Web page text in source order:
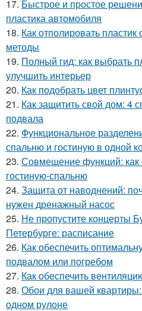
17. Быстрое и простое
пластика автомобиля
18. Как отполировать
методы
19. Полный гид: как выбрать
улучшить интерьер
20. Как подобрать цвет
21. Как защитить свой дом: 4
подвала
22. Функциональное
спальню и гостиную в одной
23. Совмещение функций: как
гостиную-спальню
24. Защита от наводнений:
нужен дренажный насос
25. Не пропустите концерты
Петербурге: расписание
26. Как обеспечить
подвалом или погребом
27. Как обеспечить
28. Обои для вашей
одном рулоне